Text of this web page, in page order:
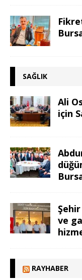
SAĞLIK
Ali
için
ve
RAYHABER